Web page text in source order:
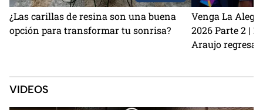
¿Las carillas de resina son una buena
opción para transformar tu sonrisa?
Venga La
2026 Parte 2 |
Araujo
VIDEOS